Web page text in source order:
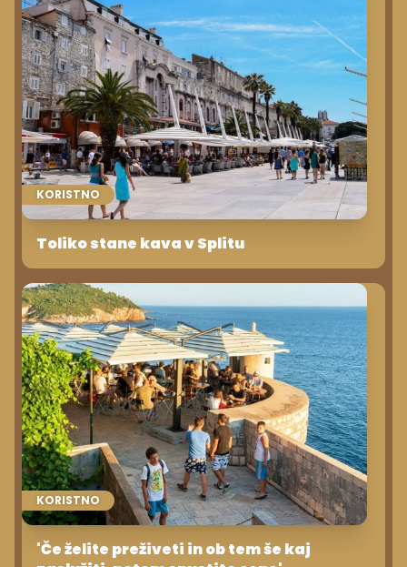
KORISTNO
Toliko stane kava v Splitu
KORISTNO
'Če želite preživeti in ob tem še kaj